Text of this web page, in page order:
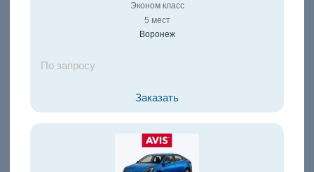
Эконом класс
5 мест
Воронеж
По запросу
Заказать